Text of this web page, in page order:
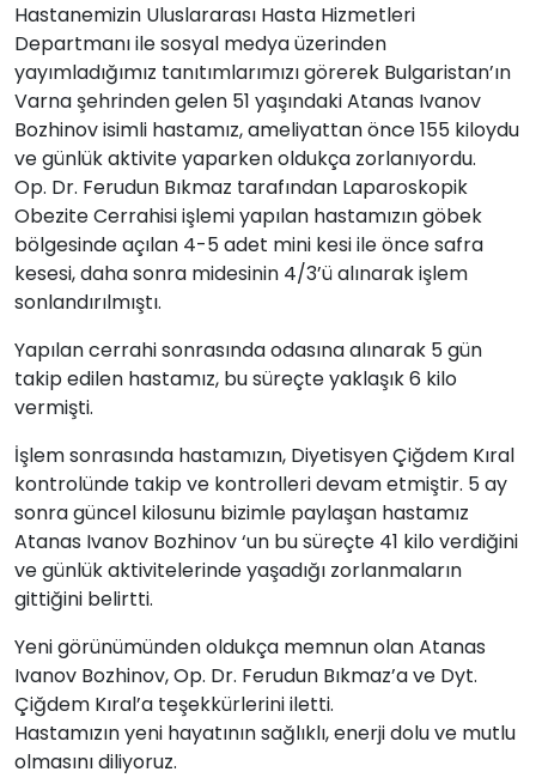
Hastanemizin Uluslararası Hasta Hizmetleri
Departmanı ile sosyal medya üzerinden
yayımladığımız tanıtımlarımızı görerek Bulgaristan’ın
Varna şehrinden gelen 51 yaşındaki Atanas Ivanov
Bozhinov isimli hastamız, ameliyattan önce 155 kiloydu
ve günlük aktivite yaparken oldukça zorlanıyordu.
Op. Dr. Ferudun Bıkmaz tarafından Laparoskopik
Obezite Cerrahisi işlemi yapılan hastamızın göbek
bölgesinde açılan 4-5 adet mini kesi ile önce safra
kesesi, daha sonra midesinin 4/3’ü alınarak işlem
sonlandırılmıştı.
Yapılan cerrahi sonrasında odasına alınarak 5 gün
takip edilen hastamız, bu süreçte yaklaşık 6 kilo
vermişti.
İşlem sonrasında hastamızın, Diyetisyen Çiğdem Kıral
kontrolünde takip ve kontrolleri devam etmiştir. 5 ay
sonra güncel kilosunu bizimle paylaşan hastamız
Atanas Ivanov Bozhinov ‘un bu süreçte 41 kilo verdiğini
ve günlük aktivitelerinde yaşadığı zorlanmaların
gittiğini belirtti.
Yeni görünümünden oldukça memnun olan Atanas
Ivanov Bozhinov, Op. Dr. Ferudun Bıkmaz’a ve Dyt.
Çiğdem Kıral’a teşekkürlerini iletti.
Hastamızın yeni hayatının sağlıklı, enerji dolu ve mutlu
olmasını diliyoruz.